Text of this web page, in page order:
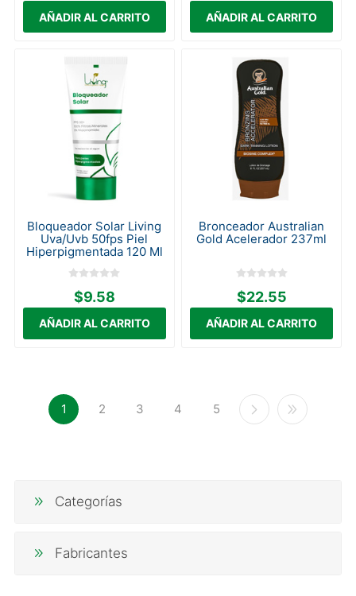
Bloqueador Solar Living
Uva/Uvb 50fps Piel
Hiperpigmentada 120 Ml
$9.58
Bronceador Australian
Gold Acelerador 237ml
$22.55
1 2 3 4 5
Categorías
Fabricantes